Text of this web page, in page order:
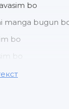
bo
manga bugun
bo
bo